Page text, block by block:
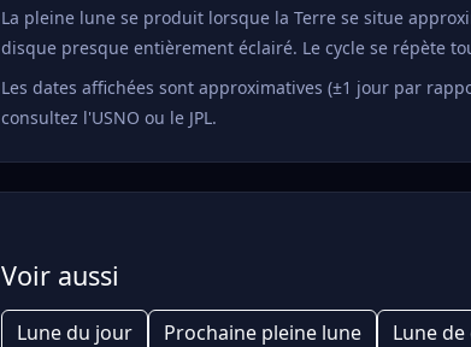
La pleine lune se produit lorsque la Terre se situe
disque presque entièrement éclairé. Le cycle se répète
Les dates affichées sont approximatives (±1 jour par
consultez l'USNO ou le JPL.
Voir aussi
Lune du jour Prochaine pleine lune Lune